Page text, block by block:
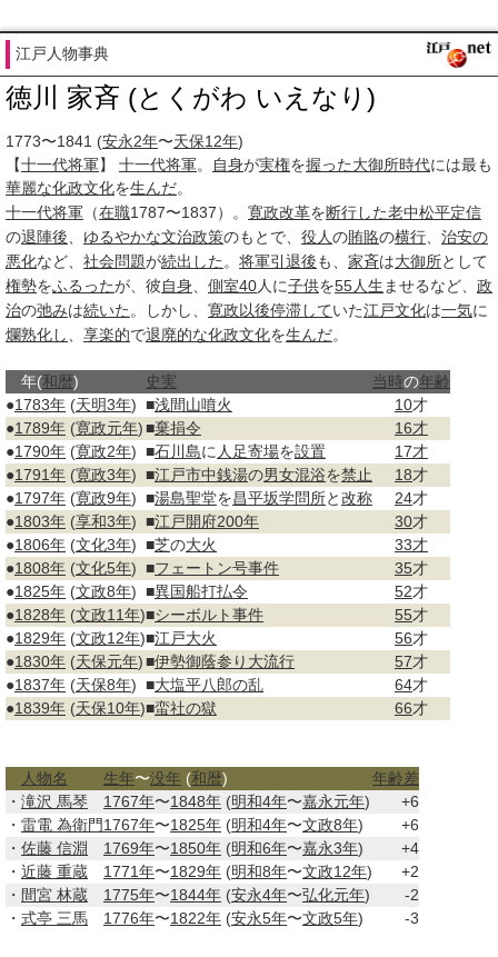
江戸人物事典
徳川 家斉 (とくがわ いえなり)
1773〜1841 (安永2年〜天保12年)
【十一代将軍】 十一代将軍。 自身が実権を握った大御所時代には最も
華麗な化政文化を生んだ。
十一代将軍 （在職1787〜1837）。 寛政改革を断行した老中松平定信
の退陣後 ゆるやかな文治政策のもとで、 役人の賄賂の横行
治安の
悪化など、 社会問題が続出した 。 将軍引退後も、 家斉は大御所として
権勢をふるったが、彼自身 側室40人に子供を55人生 ませるなど、 政
治の弛みは続いた 。しかし、 寛政以後停滞していた江戸文化は一気に
爛熟化し 享楽的で退廃的な化政文化を生んだ。
年(和暦) 史実 当時の年齢
●1783年 (天明3年) ■浅間山噴火 10才
●1789年 (寛政元年)■棄捐令
16才
●1790年 (寛政2年) ■石川島に 人足寄場を設置
17才
●1791年 (寛政3年) ■江戸市中銭湯の男女混浴を禁止 18才
●1797年 (寛政9年) ■湯島聖堂を昌平坂学問所と改称 24才
●1803年 (享和3年) ■江戸開府200年 30才
●1806年 (文化3年) ■芝の大火
33才
●1808年 (文化5年) ■フェートン号事件 35才
●1825年 (文政8年) ■異国船打払令 52才
●1828年 (文政11年)■シーボルト事件 55才
●1829年 (文政12年)■江戸大火 56才
●1830年 (天保元年)■伊勢御蔭参り 大流行 57才
●1837年 (天保8年) ■大塩平八郎の乱 64才
●1839年 (天保10年)■蛮社の獄 66才
人物名 生年〜没年 (和暦)
年齢差
・ 滝沢 馬琴 1767年〜1848年 (明和4年〜嘉永元年)
+6
・ 雷電 為衛門1767年〜1825年 (明和4年〜文政8年)
+6
・ 佐藤 信淵 1769年〜1850年 (明和6年〜嘉永3年)
+4
・ 近藤 重蔵 1771年〜1829年 (明和8年〜文政12年)
+2
・ 間宮 林蔵 1775年〜1844年 (安永4年〜弘化元年)
-2
・ 式亭 三馬 1776年〜1822年 (安永5年〜文政5年) -3